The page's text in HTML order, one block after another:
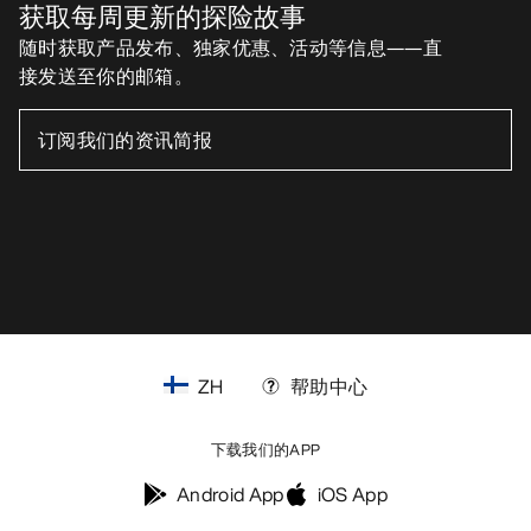
获取每周更新的探险故事
随时获取产品发布、独家优惠、活动等信息——直
接发送至你的邮箱。
ZH 帮助中心
下载我们的APP
Android App iOS App